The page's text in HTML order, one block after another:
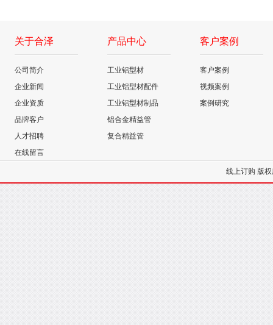
关于合泽
公司简介
企业新闻
企业资质
品牌客户
人才招聘
在线留言
产品中心
工业铝型材
工业铝型材配件
工业铝型材制品
铝合金精益管
复合精益管
客户案例
客户案例
视频案例
案例研究
线上订购 版